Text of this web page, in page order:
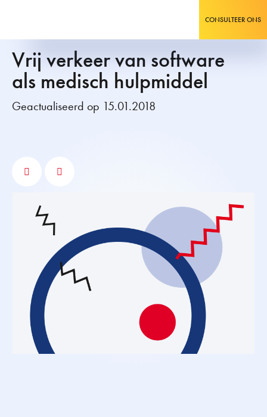
CONSULTEER ONS
Vrij verkeer van software
als medisch hulpmiddel
Geactualiseerd op 15.01.2018